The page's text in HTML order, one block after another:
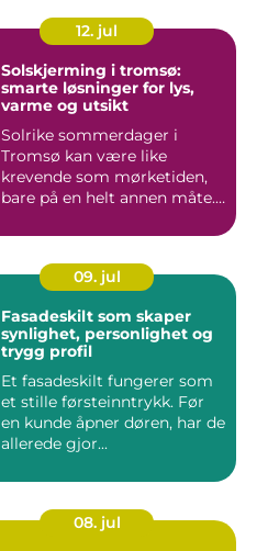
12. jul
Solskjerming i tromsø:
smarte løsninger for lys,
varme og utsikt
Solrike sommerdager i
Tromsø kan være like
krevende som mørketiden,
bare på en helt annen måte.
09. jul
Fasadeskilt som skaper
synlighet, personlighet og
trygg profil
Et fasadeskilt fungerer som
et stille førsteinntrykk. Før
en kunde åpner døren, har de
allerede gjor...
08. jul